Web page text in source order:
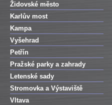
Židovské město
Karlův most
Kampa
Vyšehrad
Petřín
Pražské parky a zahrady
Letenské sady
Stromovka a Výstaviště
Vltava